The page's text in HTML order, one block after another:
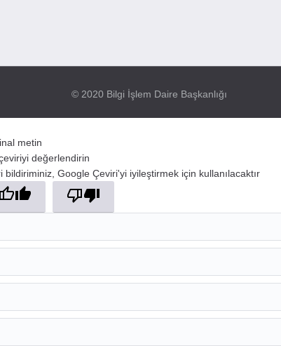
© 2020 Bilgi İşlem Daire Başkanlığı
metin
değerlendirin
bildiriminiz, Google Çeviri'yi iyileştirmek için kullanılacaktır